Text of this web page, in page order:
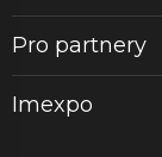
Pro partnery
Imexpo